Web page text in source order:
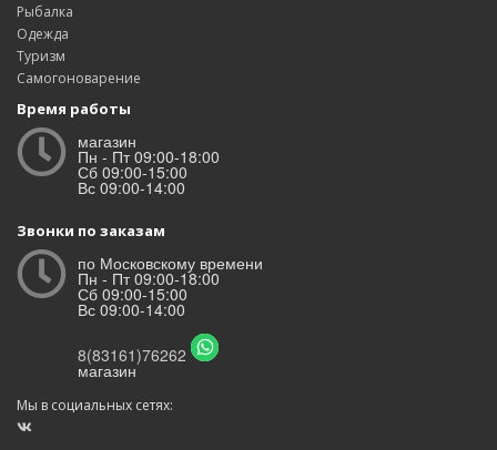
Рыбалка
Одежда
Туризм
Самогоноварение
Время работы
магазин
Пн - Пт 09:00-18:00
Сб 09:00-15:00
Вс 09:00-14:00
Звонки по заказам
по Московскому времени
Пн - Пт 09:00-18:00
Сб 09:00-15:00
Вс 09:00-14:00
8(83161)76262
магазин
Мы в социальных сетях: